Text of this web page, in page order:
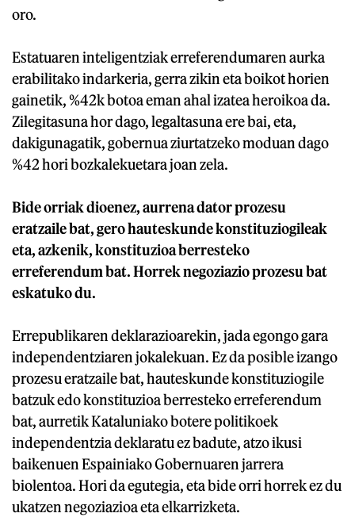
oro.
Estatuaren inteligentziak erreferendumaren aurka
erabilitako indarkeria, gerra zikin eta boikot horien
gainetik, %42k botoa eman ahal izatea heroikoa da.
Zilegitasuna hor dago, legaltasuna ere bai, eta,
dakigunagatik, gobernua ziurtatzeko moduan dago
%42 hori bozkalekuetara joan zela.
Bide orriak dioenez, aurrena dator prozesu
eratzaile bat, gero hauteskunde konstituziogileak
eta, azkenik, konstituzioa berresteko
erreferendum bat. Horrek negoziazio prozesu bat
eskatuko du.
Errepublikaren deklarazioarekin, jada egongo gara
independentziaren jokalekuan. Ez da posible izango
prozesu eratzaile bat, hauteskunde konstituziogile
batzuk edo konstituzioa berresteko erreferendum
bat, aurretik Kataluniako botere politikoek
independentzia deklaratu ez badute, atzo ikusi
baikenuen Espainiako Gobernuaren jarrera
biolentoa. Hori da egutegia, eta bide orri horrek ez du
ukatzen negoziazioa eta elkarrizketa.